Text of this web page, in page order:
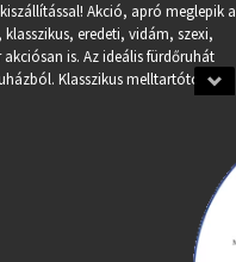
Akció, apró meglepik a
eredeti, vidám, szexi,
is. Az ideális fürdőruhát
Klasszikus melltartótól a